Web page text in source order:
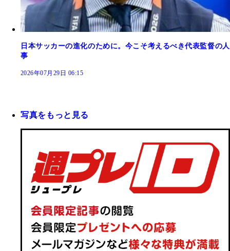
日本サッカーの進化のために。今こそ考えるべき代表監督の人
事
2026年07月29日 06:15
写真をもっと見る